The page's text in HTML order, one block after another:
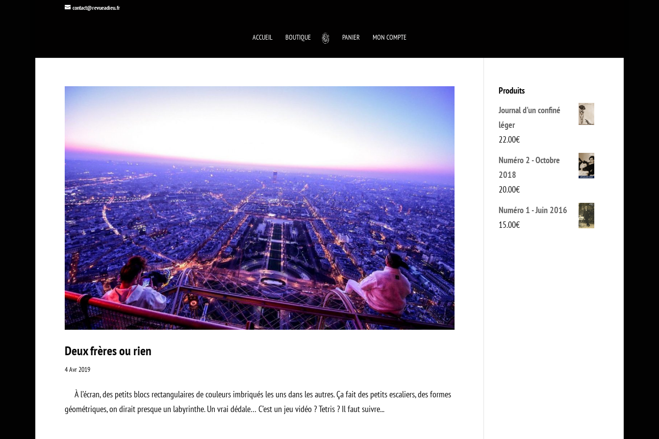
contact@revueadieu.fr
ACCUEIL BOUTIQUE PANIER MON COMPTE
Deux frères ou rien
4 Avr 2019
À l’écran, des petits blocs rectangulaires de couleurs imbriqués les uns dans les autres. Ça fait des petits escaliers, des formes
géométriques, on dirait presque un labyrinthe. Un vrai dédale… C’est un jeu vidéo ? Tetris ? Il faut suivre...
Produits
Journal d'un confiné
léger
22.00€
Numéro 2 - Octobre
2018
20.00€
Numéro 1 - Juin 2016
15.00€